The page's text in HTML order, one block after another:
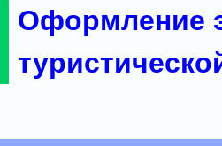
Оформление